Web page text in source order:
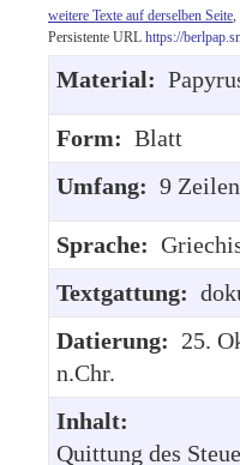
weitere Texte auf derselben Seite
Persistente URL https://
Material:
Form: Blatt
Umfang: 9 Zeilen
Sprache:
Textgattung:
Datierung: 25.
n.Chr.
Inhalt:
Quittung des